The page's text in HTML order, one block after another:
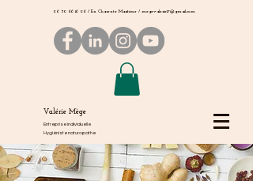
06 50 66 16 06 / En Charente Maritime / megevalerie17@gmail.com
Valérie Mège
Entreprise individuelle
Hygiéniste naturopathe